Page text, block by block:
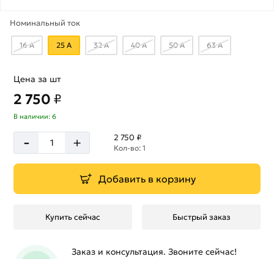
Номинальный ток
16 А 25 А 32 А 40 А 50 А 63 А
Цена за шт
2 750 ₽
В наличии: 6
- + 2 750 ₽
Кол-во: 1
Добавить в корзину
Купить сейчас Быстрый заказ
Заказ и консультация. Звоните сейчас!